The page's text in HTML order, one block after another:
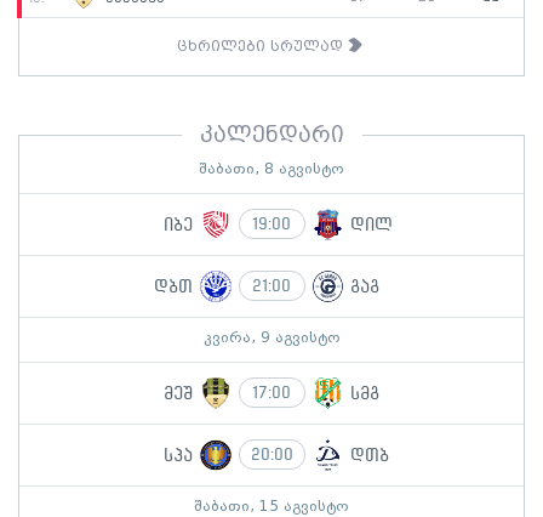
ცხრილები სრულად
კალენდარი
შაბათი, 8 აგვისტო
იბე 19:00 დილ
დბთ 21:00 გაგ
კვირა, 9 აგვისტო
მეშ 17:00 სმგ
სპა 20:00 დთბ
შაბათი, 15 აგვისტო